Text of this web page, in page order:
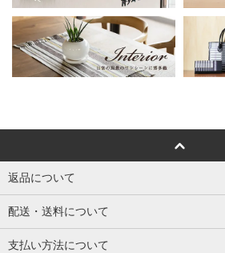
返品について
配送・送料について
支払い方法について